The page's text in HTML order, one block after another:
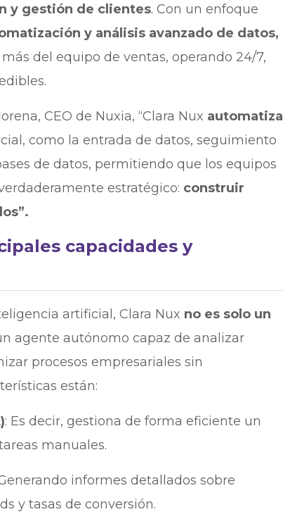
y gestión de clientes. Con un enfoque
y análisis avanzado de datos,
del equipo de ventas, operando 24/7,
CEO de Nuxia, “Clara Nux automatiza
como la entrada de datos, seguimiento
de datos, permitiendo que los equipos
estratégico: construir
capacidades y
artificial, Clara Nux no es solo un
agente autónomo capaz de analizar
procesos empresariales sin
están:
: Es decir, gestiona de forma eficiente un
manuales.
informes detallados sobre
y tasas de conversión.